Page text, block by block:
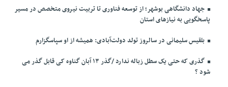
جهاد دانشگاهی بوشهر؛ از توسعه فناوری تا تربیت نیروی متخصص در مسیر
پاسخگویی به نیازهای استان
بلقیس سلیمانی در سالروز تولد دولت‌آبادی: همیشه از او سپاسگزارم
گذری که حتی یک سطل زباله ندارد /گذر ۱۳ آبان گناوه کی قابل گذر می
شود ؟